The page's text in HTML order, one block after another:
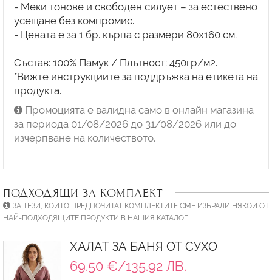
- Меки тонове и свободен силует – за естествено
усещане без компромис.
- Цената е за 1 бр. кърпа с размери 80x160 см.
Състав: 100% Памук / Плътност: 450гр/м2.
*Вижте инструкциите за поддръжка на етикета на
продукта.
Промоцията е валидна само в онлайн магазина
за периода 01/08/2026 до 31/08/2026 или до
изчерпване на количеството.
ПОДХОДЯЩИ ЗА КОМПЛЕКТ
ЗА ТЕЗИ, КОИТО ПРЕДПОЧИТАТ КОМПЛЕКТИТЕ СМЕ ИЗБРАЛИ НЯКОИ ОТ
НАЙ-ПОДХОДЯЩИТЕ ПРОДУКТИ В НАШИЯ КАТАЛОГ.
ХАЛАТ ЗА БАНЯ ОТ СУХО
69.50 €/135.92 ЛВ.